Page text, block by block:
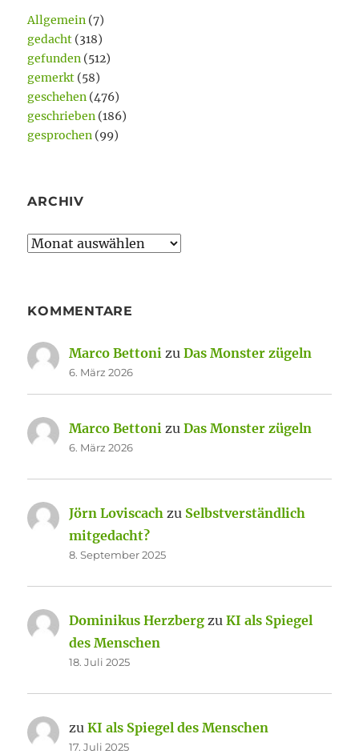
Allgemein (7)
gedacht (318)
gefunden (512)
gemerkt (58)
geschehen (476)
geschrieben (186)
gesprochen (99)
ARCHIV
Archiv
KOMMENTARE
Marco Bettoni zuDas Monster zügeln
6. März 2026
Marco Bettoni zuDas Monster zügeln
6. März 2026
Jörn Loviscach zu Selbstverständlich
mitgedacht?
8. September 2025
Dominikus Herzberg zuKI als Spiegel
des Menschen
18. Juli 2025
zuKI als Spiegel des Menschen
17. Juli 2025